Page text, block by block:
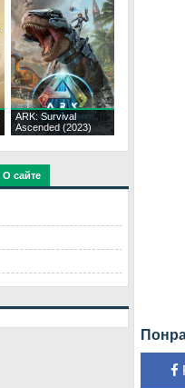
ARK: Survival
Ascended (2023)
О сайте